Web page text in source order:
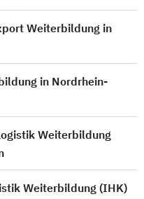
Weiterbildung in
in Nordrhein-
Weiterbildung
Weiterbildung (IHK)